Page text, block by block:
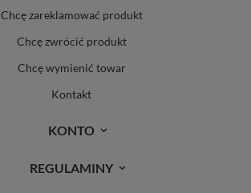
Chcę zareklamować produkt
Chcę zwrócić produkt
Chcę wymienić towar
Kontakt
KONTO
REGULAMINY